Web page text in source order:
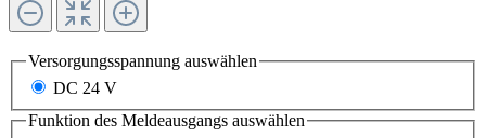
Versorgungsspannung auswählen
DC 24 V
Funktion des Meldeausgangs auswählen